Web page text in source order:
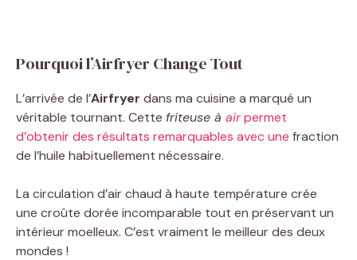
Pourquoi l’Airfryer Change Tout
L’arrivée de l’Airfryer dans ma cuisine a marqué un
véritable tournant. Cette friteuse à airpermet
d’obtenir des résultats remarquables avec une fraction
de l’huile habituellement nécessaire.
La circulation d’air chaud à haute température crée
une croûte dorée incomparable tout en préservant un
intérieur moelleux. C’est vraiment le meilleur des deux
mondes !